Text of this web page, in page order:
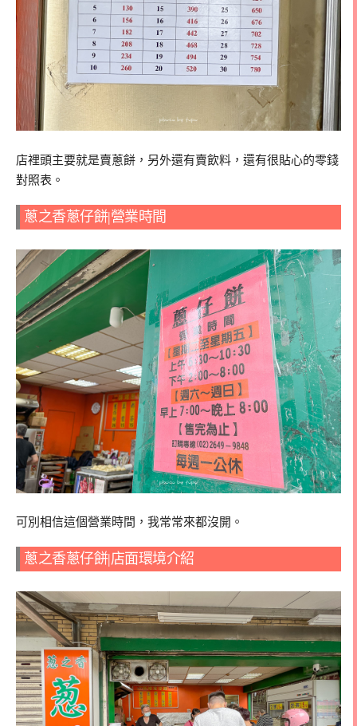
店裡頭主要就是賣蔥餅，另外還有賣飲料，還有很貼心的零錢
對照表。
蔥之香蔥仔餅|營業時間
可別相信這個營業時間，我常常來都沒開。
蔥之香蔥仔餅|店面環境介紹